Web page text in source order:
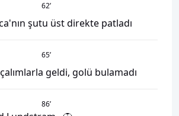
62’
şutu üst direkte patladı
65’
geldi, golü bulamadı
86’